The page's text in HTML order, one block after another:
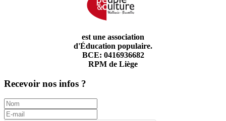
est une association
d'Éducation populaire.
BCE: 0416936682
RPM de Liège
Recevoir nos infos ?